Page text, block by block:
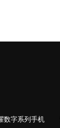
数字系列手机